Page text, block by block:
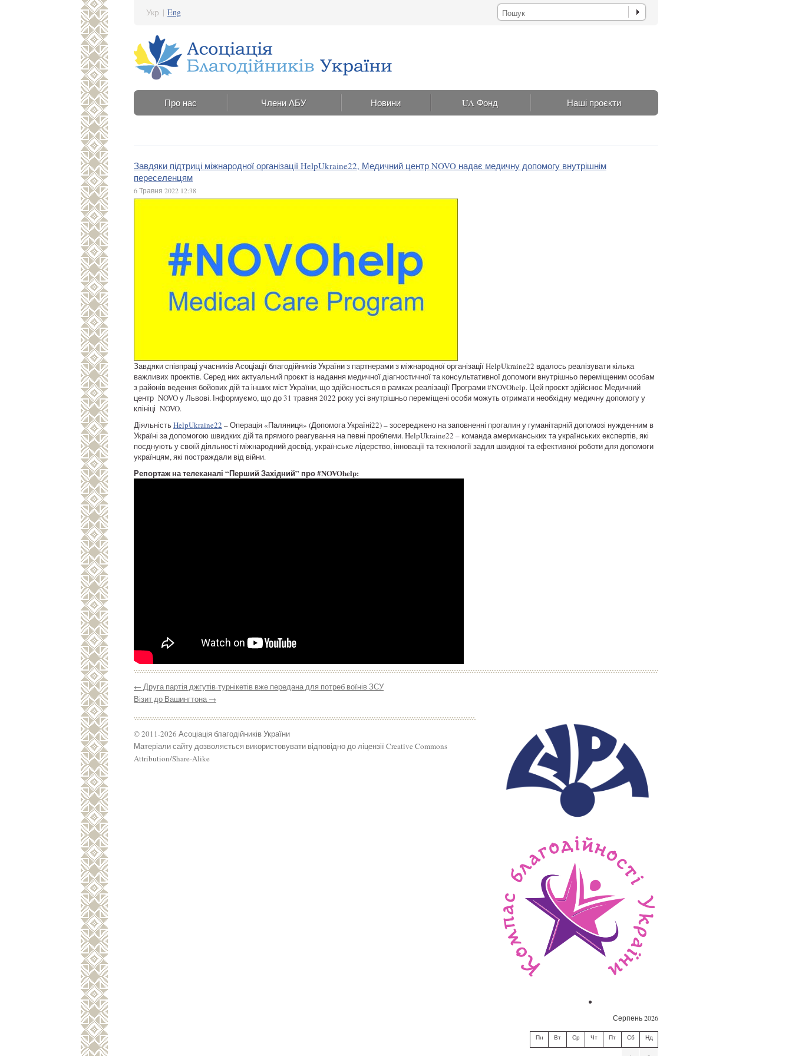
Укр | Eng
Про нас Члени АБУ Новини UA Фонд Наші проєкти
Завдяки підтриці міжнародної організації HelpUkraine22, Медичний центр NOVO надає медичну допомогу внутрішнім
переселенцям
6 Травня 2022 12:38
Завдяки співпраці учасників Асоціації благодійників України з партнерами з міжнародної організації HelpUkraine22 вдалось реалізувати кілька
важливих проектів. Серед них актуальний проєкт із надання медичної діагностичної та консультативної допомоги внутрішньо переміщеним особам
з районів ведення бойових дій та інших міст України, що здійснюється в рамках реалізації Програми #NOVOhelp. Цей проєкт здійснює Медичний
центр NOVO у Львові. Інформуємо, що до 31 травня 2022 року усі внутрішньо переміщені особи можуть отримати необхідну медичну допомогу у
клініці NOVO.
ДіяльністьHelpUkraine22 – Операція «Паляниця» (Допомога Україні22) – зосереджено на заповненні прогалин у гуманітарній допомозі нужденним в
Україні за допомогою швидких дій та прямого реагування на певні проблеми. HelpUkraine22 – команда американських та українських експертів, які
поєднують у своїй діяльності міжнародний досвід, українське лідерство, інновації та технології задля швидкої та ефективної роботи для допомоги
українцям, які постраждали від війни.
Репортаж на телеканалі “Перший Західний” про #NOVOhelp:
← Друга партія джгутів-турнікетів вже передана для потреб воїнів ЗСУ
Візит до Вашингтона→
Серпень 2026
Пн Вт Ср Чт Пт Сб Нд
© 2011-2026 Асоціація благодійників України
Матеріали сайту дозволяється використовувати відповідно до ліцензії Creative Commons
Attribution/Share-Alike